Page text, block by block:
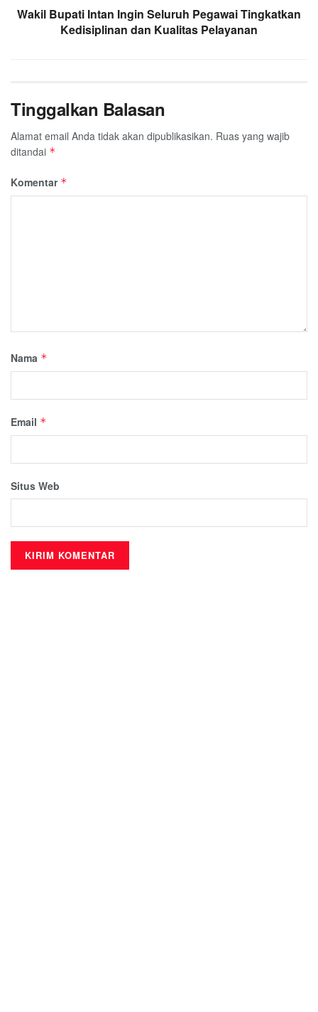
Wakil Bupati Intan Ingin Seluruh Pegawai Tingkatkan
Kedisiplinan dan Kualitas Pelayanan
Tinggalkan Balasan
Alamat email Anda tidak akan dipublikasikan. Ruas yang wajib
ditandai *
Komentar *
Nama *
Email *
Situs Web